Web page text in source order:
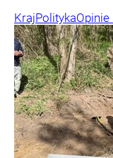
KrajPolityka